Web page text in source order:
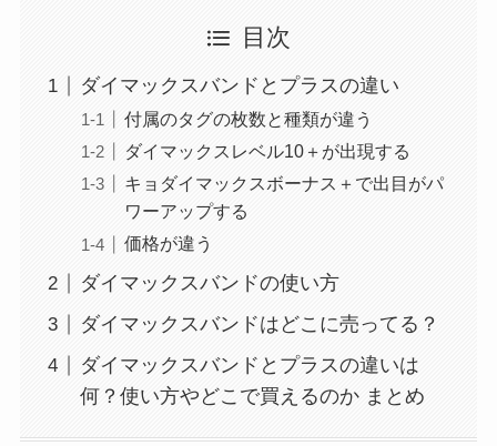
目次
ダイマックスバンドとプラスの違い
付属のタグの枚数と種類が違う
ダイマックスレベル10＋が出現する
キョダイマックスボーナス＋で出目がパ
ワーアップする
価格が違う
ダイマックスバンドの使い方
ダイマックスバンドはどこに売ってる？
ダイマックスバンドとプラスの違いは
何？使い方やどこで買えるのか まとめ